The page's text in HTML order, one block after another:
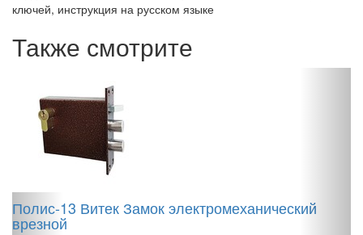
ключей, инструкция на русском языке
Также смотрите
Полис-13 Витек Замок электромеханический
врезной